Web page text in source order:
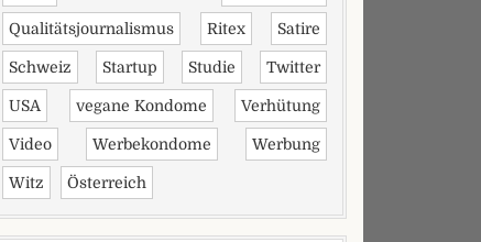
Qualitätsjournalismus Ritex Satire
Schweiz Startup Studie Twitter
USA vegane Kondome Verhütung
Video Werbekondome Werbung
Witz Österreich